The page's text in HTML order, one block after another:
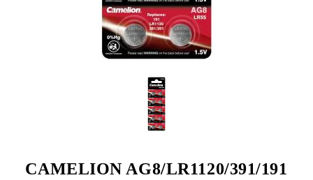
CAMELION AG8/LR1120/391/191